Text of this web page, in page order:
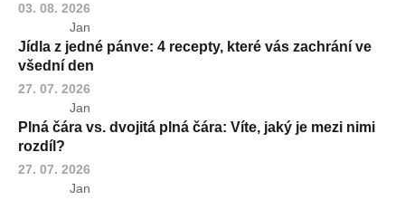
03. 08. 2026
Jan
Jídla z jedné pánve: 4 recepty, které vás zachrání ve
všední den
27. 07. 2026
Jan
Plná čára vs. dvojitá plná čára: Víte, jaký je mezi nimi
rozdíl?
27. 07. 2026
Jan